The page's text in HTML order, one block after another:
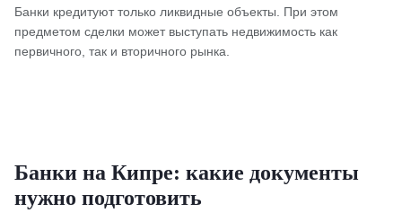
Банки кредитуют только ликвидные объекты. При этом
предметом сделки может выступать недвижимость как
первичного, так и вторичного рынка.
Банки на Кипре: какие документы
нужно подготовить